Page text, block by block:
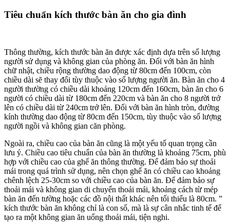
Tiêu chuẩn kích thước bàn ăn cho gia đình
Thông thường, kích thước bàn ăn được xác định dựa trên số lượng
người sử dụng và không gian của phòng ăn. Đối với bàn ăn hình
chữ nhật, chiều rộng thường dao động từ 80cm đến 100cm, còn
chiều dài sẽ thay đổi tùy thuộc vào số lượng người ăn. Bàn ăn cho 4
người thường có chiều dài khoảng 120cm đến 160cm, bàn ăn cho 6
người có chiều dài từ 180cm đến 220cm và bàn ăn cho 8 người trở
lên có chiều dài từ 240cm trở lên. Đối với bàn ăn hình tròn, đường
kính thường dao động từ 80cm đến 150cm, tùy thuộc vào số lượng
người ngồi và không gian căn phòng.
Ngoài ra, chiều cao của bàn ăn cũng là một yếu tố quan trọng cần
lưu ý. Chiều cao tiêu chuẩn của bàn ăn thường là khoảng 75cm, phù
hợp với chiều cao của ghế ăn thông thường. Để đảm bảo sự thoải
mái trong quá trình sử dụng, nên chọn ghế ăn có chiều cao khoảng
chênh lệch 25-30cm so với chiều cao của bàn ăn. Để đảm bảo sự
thoải mái và không gian di chuyển thoải mái, khoảng cách từ mép
bàn ăn đến tường hoặc các đồ nội thất khác nên tối thiểu là 80cm. ”
kích thước bàn ăn không chỉ là con số, mà là sự cân nhắc tinh tế để
tạo ra một không gian ăn uống thoải mái, tiện nghi.